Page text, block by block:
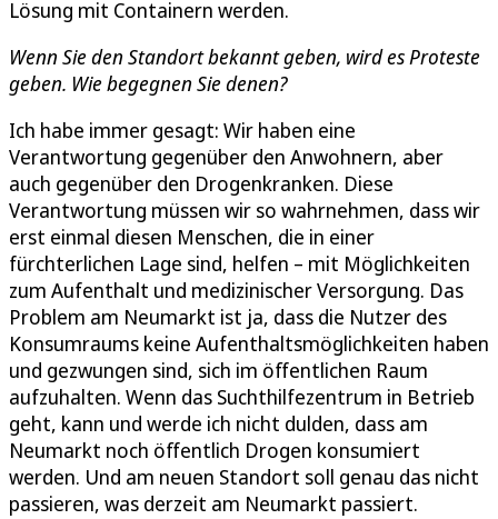
Lösung mit Containern werden.
Wenn Sie den Standort bekannt geben, wird es Proteste
geben. Wie begegnen Sie denen?
Ich habe immer gesagt: Wir haben eine
Verantwortung gegenüber den Anwohnern, aber
auch gegenüber den Drogenkranken. Diese
Verantwortung müssen wir so wahrnehmen, dass wir
erst einmal diesen Menschen, die in einer
fürchterlichen Lage sind, helfen – mit Möglichkeiten
zum Aufenthalt und medizinischer Versorgung. Das
Problem am Neumarkt ist ja, dass die Nutzer des
Konsumraums keine Aufenthaltsmöglichkeiten haben
und gezwungen sind, sich im öffentlichen Raum
aufzuhalten. Wenn das Suchthilfezentrum in Betrieb
geht, kann und werde ich nicht dulden, dass am
Neumarkt noch öffentlich Drogen konsumiert
werden. Und am neuen Standort soll genau das nicht
passieren, was derzeit am Neumarkt passiert.